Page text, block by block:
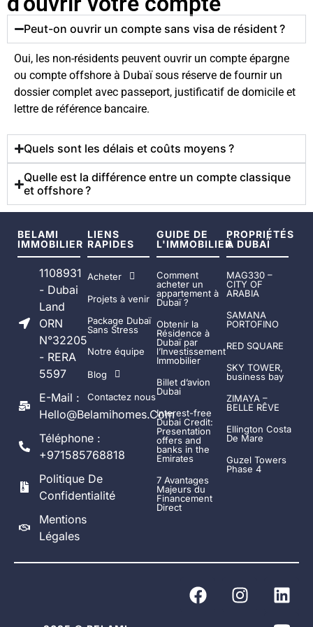
Peut-on ouvrir un compte sans visa de résident ?
Oui, les non-résidents peuvent ouvrir un compte épargne
ou compte offshore à Dubaï sous réserve de fournir un
dossier complet avec passeport, justificatif de domicile et
lettre de référence bancaire.
Quels sont les délais et coûts moyens ?
Quelle est la différence entre un compte classique
et offshore ?
BELAMI
IMMOBILIER
1108931
- Dubai
Land
ORN
N°32205
- RERA
5597
E-Mail :
Hello@belamihomes.com
Téléphone :
+971585768818
Politique De
Confidentialité
Mentions
Légales
LIENS
RAPIDES
Acheter
Projets à venir
Package Dubaï
Sans Stress
Notre équipe
Blog
Contactez nous
GUIDE DE
L'IMMOBILIER
Comment
acheter un
appartement à
Dubaï ?
Obtenir la
Résidence à
Dubaï par
l’Investissement
Immobilier
Billet d’avion
Dubai
Interest-free
Dubai Credit:
Presentation
offers and
banks in the
Emirates
7 Avantages
Majeurs du
Financement
Direct
PROPRIÉTÉS
À DUBAÏ
MAG330 –
CITY OF
ARABIA
SAMANA
PORTOFINO
RED SQUARE
SKY TOWER,
business bay
ZIMAYA –
BELLE RÊVE
Ellington Costa
De Mare
Guzel Towers
Phase 4